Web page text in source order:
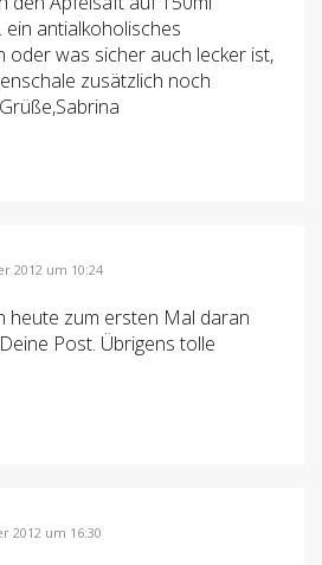
ein antialkoholisches
oder was sicher auch lecker ist,
zusätzlich noch
2012 um 10:24
heute zum ersten Mal daran
Post. Übrigens tolle
2012 um 16:30